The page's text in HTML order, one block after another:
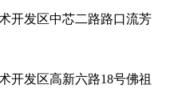
开发区中芯二路路口流芳
开发区高新六路18号佛祖